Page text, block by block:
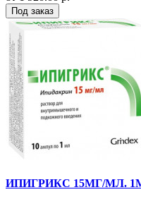
Под заказ
ИПИГРИКС 15МГ/МЛ.